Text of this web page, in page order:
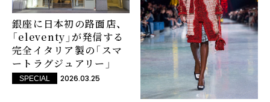
銀座に日本初の路面店、
「eleventy」が発信する
完全イタリア製の「スマ
ートラグジュアリー」
SPECIAL 2026.03.25